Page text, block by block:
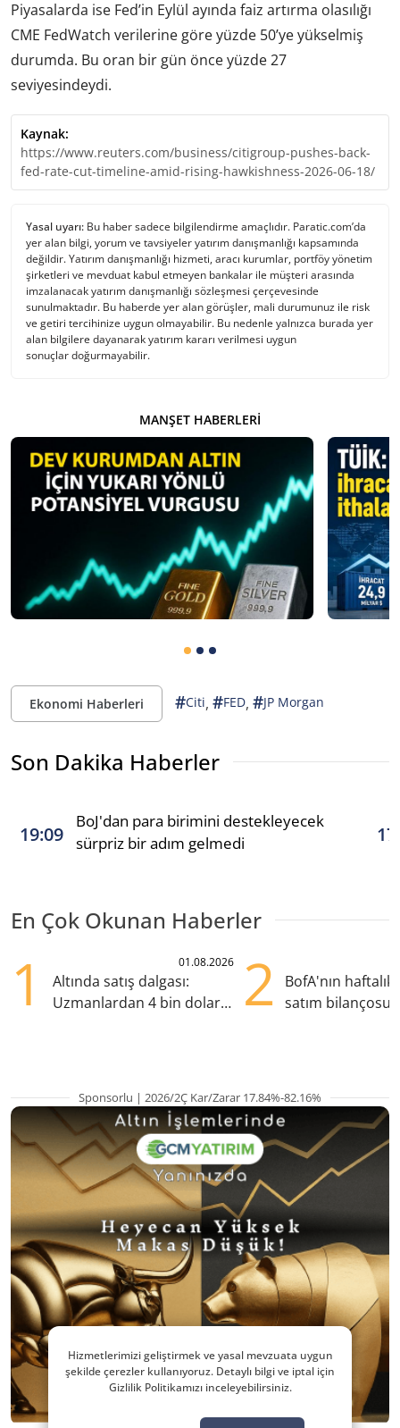
Piyasalarda ise Fed’in Eylül ayında faiz artırma olasılığı
CME FedWatch verilerine göre yüzde 50’ye yükselmiş
durumda. Bu oran bir gün önce yüzde 27
seviyesindeydi.
Kaynak:
https://www.reuters.com/business/citigroup-pushes-back-
fed-rate-cut-timeline-amid-rising-hawkishness-2026-06-18/
Yasal uyarı: Bu haber sadece bilgilendirme amaçlıdır. Paratic.com’da
yer alan bilgi, yorum ve tavsiyeler yatırım danışmanlığı kapsamında
değildir. Yatırım danışmanlığı hizmeti, aracı kurumlar, portföy yönetim
şirketleri ve mevduat kabul etmeyen bankalar ile müşteri arasında
imzalanacak yatırım danışmanlığı sözleşmesi çerçevesinde
sunulmaktadır. Bu haberde yer alan görüşler, mali durumunuz ile risk
ve getiri tercihinize uygun olmayabilir. Bu nedenle yalnızca burada yer
alan bilgilere dayanarak yatırım kararı verilmesi uygun
sonuçlar doğurmayabilir.
MANŞET HABERLERI
Ekonomi Haberleri #Citi, #FED, #JP Morgan
Son Dakika Haberler
19:09
BoJ'dan para birimini destekleyecek
sürpriz bir adım gelmedi
En Çok Okunan Haberler
1 01.08.2026
Altında satış dalgası:
Uzmanlardan 4 bin dolar
2
BofA'nın haftalık
satım bilançosu:
Sponsorlu | 2026/2Ç Kar/Zarar 17.84%-82.16%
Hizmetlerimizi geliştirmek ve yasal mevzuata uygun
şekilde çerezler kullanıyoruz. Detaylı bilgi ve iptal için
Gizlilik Politikamızı inceleyebilirsiniz.